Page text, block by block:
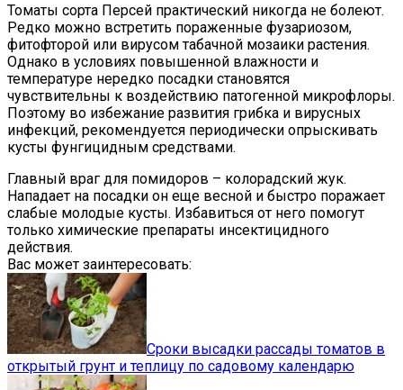
Томаты сорта Персей практический никогда не болеют.
Редко можно встретить пораженные фузариозом,
фитофторой или вирусом табачной мозаики растения.
Однако в условиях повышенной влажности и
температуре нередко посадки становятся
чувствительны к воздействию патогенной микрофлоры.
Поэтому во избежание развития грибка и вирусных
инфекций, рекомендуется периодически опрыскивать
кусты фунгицидным средствами.
Главный враг для помидоров – колорадский жук.
Нападает на посадки он еще весной и быстро поражает
слабые молодые кусты. Избавиться от него помогут
только химические препараты инсектицидного
действия.
Вас может заинтересовать:
Сроки высадки рассады томатов в
открытый грунт и теплицу по садовому календарю